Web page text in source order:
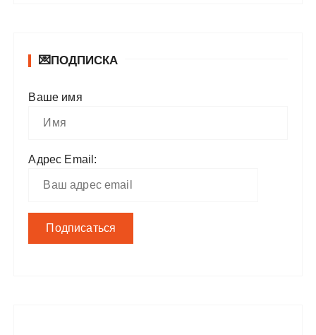
💌ПОДПИСКА
Ваше имя
Адрес Email: